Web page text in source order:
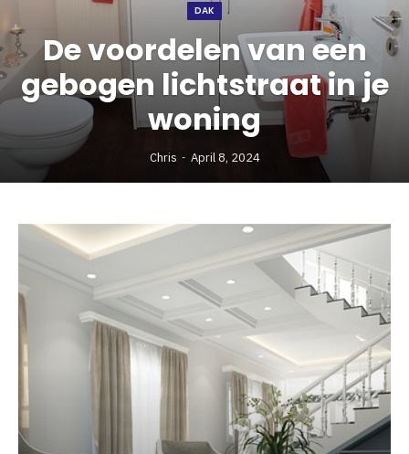
DAK
De voordelen van een
gebogen lichtstraat in je
woning
Chris April 8, 2024